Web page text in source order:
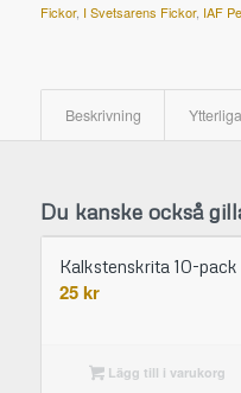
Fickor, I Svetsarens Fickor, IAF
Beskrivning
Du kanske också
Kalkstenskrita 10-pack
25kr
Lägg till i varukorg